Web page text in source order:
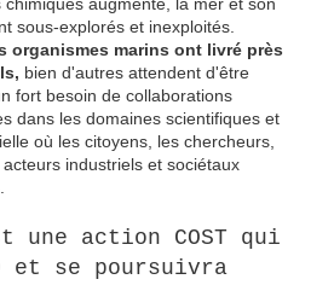
sous-explorés et inexploités.
organismes marins ont livré près
bien d'autres attendent d'être
fort besoin de collaborations
dans les domaines scientifiques et
où les citoyens, les chercheurs,
industriels et sociétaux
une action COST qui
et se poursuivra